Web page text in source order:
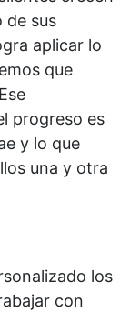
de sus
aplicar lo
que
progreso es
y lo que
una y otra
los
con